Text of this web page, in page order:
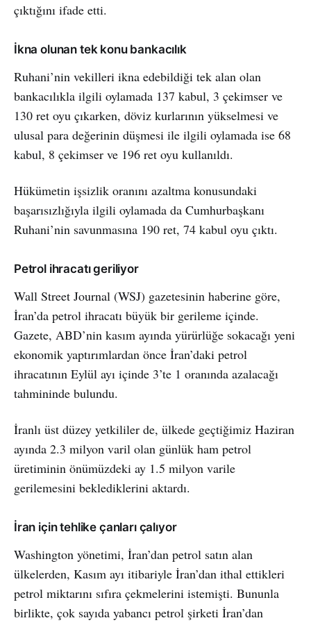
çıktığını ifade etti.
İkna olunan tek konu bankacılık
Ruhani’nin vekilleri ikna edebildiği tek alan olan
bankacılıkla ilgili oylamada 137 kabul, 3 çekimser ve
130 ret oyu çıkarken, döviz kurlarının yükselmesi ve
ulusal para değerinin düşmesi ile ilgili oylamada ise 68
kabul, 8 çekimser ve 196 ret oyu kullanıldı.
Hükümetin işsizlik oranını azaltma konusundaki
başarısızlığıyla ilgili oylamada da Cumhurbaşkanı
Ruhani’nin savunmasına 190 ret, 74 kabul oyu çıktı.
Petrol ihracatı geriliyor
Wall Street Journal (WSJ) gazetesinin haberine göre,
İran’da petrol ihracatı büyük bir gerileme içinde.
Gazete, ABD’nin kasım ayında yürürlüğe sokacağı yeni
ekonomik yaptırımlardan önce İran’daki petrol
ihracatının Eylül ayı içinde 3’te 1 oranında azalacağı
tahmininde bulundu.
İranlı üst düzey yetkililer de, ülkede geçtiğimiz Haziran
ayında 2.3 milyon varil olan günlük ham petrol
üretiminin önümüzdeki ay 1.5 milyon varile
gerilemesini beklediklerini aktardı.
İran için tehlike çanları çalıyor
Washington yönetimi, İran’dan petrol satın alan
ülkelerden, Kasım ayı itibariyle İran’dan ithal ettikleri
petrol miktarını sıfıra çekmelerini istemişti. Bununla
birlikte, çok sayıda yabancı petrol şirketi İran’dan